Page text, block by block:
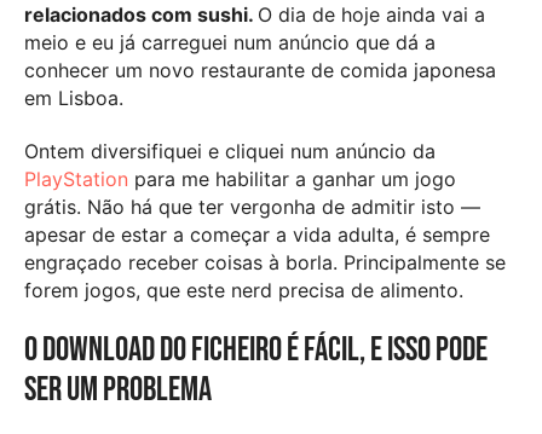
relacionados com sushi. O dia de hoje ainda vai a
meio e eu já carreguei num anúncio que dá a
conhecer um novo restaurante de comida japonesa
em Lisboa.
Ontem diversifiquei e cliquei num anúncio da
PlayStation para me habilitar a ganhar um jogo
grátis. Não há que ter vergonha de admitir isto —
apesar de estar a começar a vida adulta, é sempre
engraçado receber coisas à borla. Principalmente se
forem jogos, que este nerd precisa de alimento.
O download do ficheiro é fácil, e isso pode
ser um problema